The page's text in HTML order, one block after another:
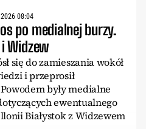
08:04
po medialnej burzy.
Widzew
się do zamieszania wokół
i przeprosił
były medialne
ewentualnego
Białystok z Widzewem